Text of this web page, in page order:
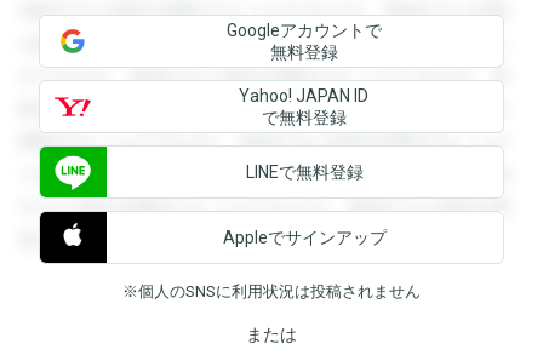
登録すると回答を閲覧することができます。登録すると回答
を閲覧することができます。登録すると回答を閲覧すること
ができます。登録すると回答を閲覧することができます。登
録すると回答を閲覧することができます。登録すると回答を
閲覧することができます。登録すると回答を閲覧することが
できます。登録すると回答を閲覧することができます。登録
すると回答を閲覧することができます。登録すると回答を閲
覧することができます。
Googleアカウントで
無料登録
Yahoo! JAPAN ID
で無料登録
LINEで無料登録
Appleでサインアップ
※個人のSNSに利用状況は投稿されません
または